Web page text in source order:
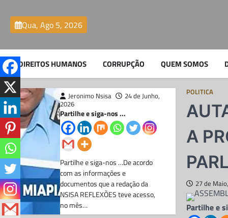
contentQua, Ago 5, 2026
DIREITOS HUMANOS CORRUPÇÃO QUEM SOMOS
POLITICA
A
27 de
Partilhe e
Chefe do DIIP no
Zaíre e seu sobrinho
envolvidos no
contrabando de
combustivel
Jeronimo Nsisa
24 de Junho,
2026
Partilhe e siga-nos ...
Partilhe e siga-nos …De acordo
com as informações e
documentos que a redação da
NSISA REFLEXÕES teve acesso,
no mês…